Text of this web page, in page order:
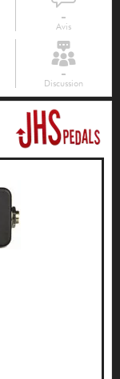
-
Avis
-
Discussion